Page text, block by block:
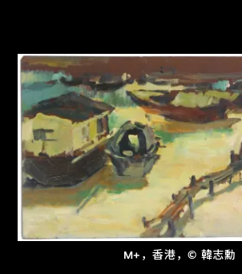
M+，香港，© 韓志勳
M+藏品
进一步筛选
关于M+藏品